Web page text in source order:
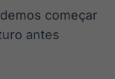
começar
antes